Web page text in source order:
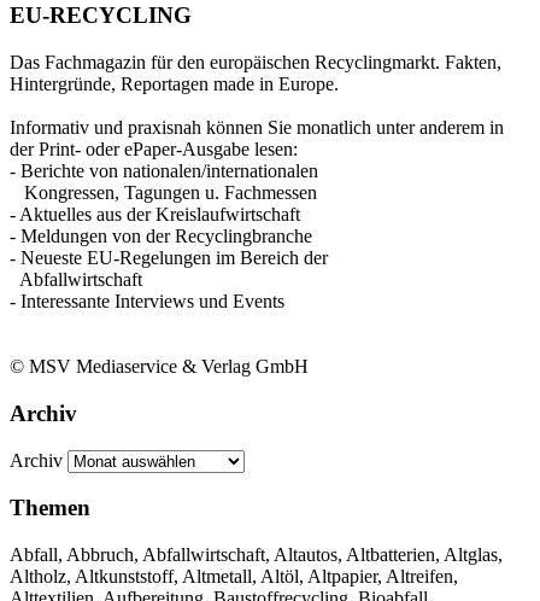
EU-RECYCLING
Das Fachmagazin für den europäischen Recyclingmarkt. Fakten,
Hintergründe, Reportagen made in Europe.
Informativ und praxisnah können Sie monatlich unter anderem in
der Print- oder ePaper-Ausgabe lesen:
- Berichte von nationalen/internationalen
Kongressen, Tagungen u. Fachmessen
- Aktuelles aus der Kreislaufwirtschaft
- Meldungen von der Recyclingbranche
- Neueste EU-Regelungen im Bereich der
Abfallwirtschaft
- Interessante Interviews und Events
© MSV Mediaservice & Verlag GmbH
Archiv
Archiv
Themen
Abfall, Abbruch, Abfallwirtschaft, Altautos, Altbatterien, Altglas,
Altholz, Altkunststoff, Altmetall, Altöl, Altpapier, Altreifen,